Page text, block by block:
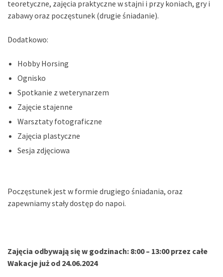
teoretyczne, zajęcia praktyczne w stajni i przy koniach, gry i
zabawy oraz poczęstunek (drugie śniadanie).
Dodatkowo:
Hobby Horsing
Ognisko
Spotkanie z weterynarzem
Zajęcie stajenne
Warsztaty fotograficzne
Zajęcia plastyczne
Sesja zdjęciowa
Poczęstunek jest w formie drugiego śniadania, oraz
zapewniamy stały dostęp do napoi.
Zajęcia odbywają się w godzinach: 8:00 – 13:00 przez całe
Wakacje już od 24.06.2024